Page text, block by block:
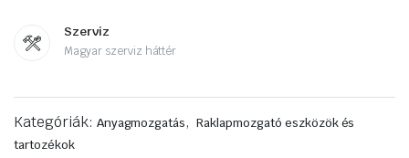
Szerviz
Magyar szerviz háttér
Kategóriák: Anyagmozgatás, Raklapmozgató eszközök és
tartozékok